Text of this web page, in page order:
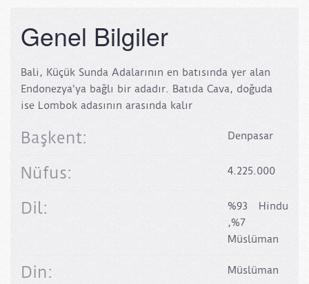
Genel Bilgiler
Bali, Küçük Sunda Adalarının en batısında yer alan
Endonezya'ya bağlı bir adadır. Batıda Cava, doğuda
ise Lombok adasının arasında kalır
Başkent: Denpasar
Nüfus: 4.225.000
Dil:
%93 Hindu
,%7
Müslüman
Din: Müslüman